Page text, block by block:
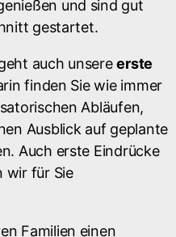
und sind gut
gestartet.
auch unsereerste
finden Sie wie immer
Abläufen,
Ausblick auf geplante
Auch erste Eindrücke
wir für Sie
Familien einen